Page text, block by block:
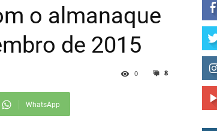
o almanaque
de 2015
8
0
WhatsApp